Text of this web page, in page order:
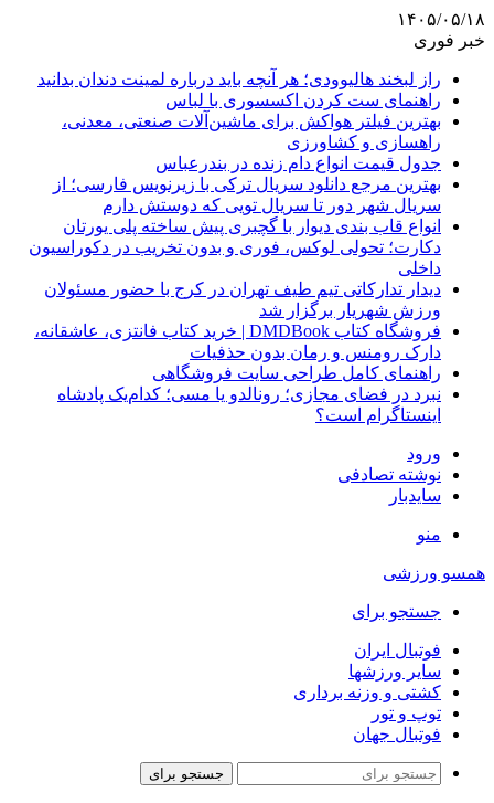
۱۴۰۵/۰۵/۱۸
خبر فوری
راز لبخند هالیوودی؛ هر آنچه باید درباره لمینت دندان بدانید
راهنمای ست کردن اکسسوری با لباس
بهترین فیلتر هواکش برای ماشین‌آلات صنعتی، معدنی،
راهسازی و کشاورزی
جدول قیمت انواع دام زنده در بندرعباس
بهترین مرجع دانلود سریال ترکی با زیرنویس فارسی؛ از
سریال شهر دور تا سریال تویی که دوستش دارم
انواع قاب بندی دیوار با گچبری پیش ساخته پلی یورتان
دکارت؛ تحولی لوکس، فوری و بدون تخریب در دکوراسیون
داخلی
دیدار تدارکاتی تیم طیف تهران در کرج با حضور مسئولان
ورزش شهریار برگزار شد
فروشگاه کتاب DMDBook | خرید کتاب فانتزی، عاشقانه،
دارک رومنس و رمان بدون حذفیات
راهنمای کامل طراحی سایت فروشگاهی
نبرد در فضای مجازی؛ رونالدو یا مسی؛ کدام‌یک پادشاه
اینستاگرام است؟
ورود
نوشته تصادفی
سایدبار
منو
همسو ورزشی
جستجو برای
فوتبال ایران
سایر ورزشها
کشتی و وزنه برداری
توپ و تور
فوتبال جهان
جستجو برای